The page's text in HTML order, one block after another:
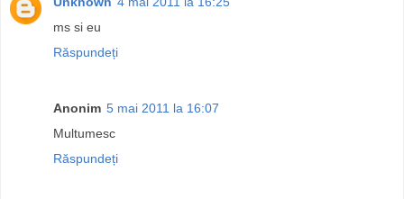
ms si eu
Răspundeți
Anonim 5 mai 2011 la 16:07
Multumesc
Răspundeți